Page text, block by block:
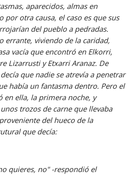
aparecidos, almas en
por otra causa, el caso es que sus
del pueblo a pedradas.
errante, viviendo de la caridad,
vacía que encontró en Elkorri,
Lizarrusti y Etxarri Aranaz. De
que nadie se atrevía a penetrar
había un fantasma dentro. Pero el
en ella, la primera noche, y
trozos de carne que llevaba
del hueco de la
que decía:
quieres, no" -respondió el